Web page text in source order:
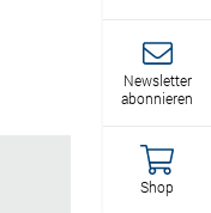
Newsletter
abonnieren
Shop